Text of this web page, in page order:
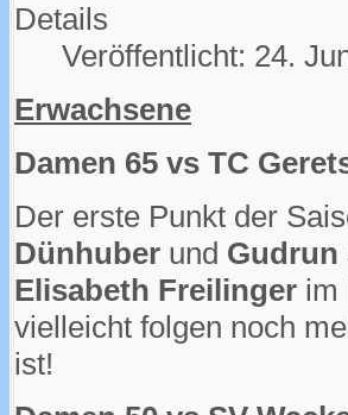
Details
Veröffentlicht: 24.
Erwachsene
Damen 65 vs TC
Der erste Punkt der
Dünhuber und Gudrun
Elisabeth Freilinger im
vielleicht folgen noch
ist!